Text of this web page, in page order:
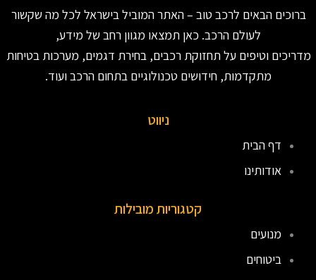
ברוכים הבאים לרכב טוב – האתר המוביל בישראל לכל מה שקשור
לעולם הרכב. כאן תמצאו מגוון רחב של מידע,
מדריכים וטיפים על תחזוקת רכבים, בחירת דגמים, מערכות בטיחות
מתקדמות, חידושים טכנולוגיים בתחום הרכב ועוד.
ניווט
דף הבית
אודותינו
קטגוריות מובילות
מנועים
ביטוחים